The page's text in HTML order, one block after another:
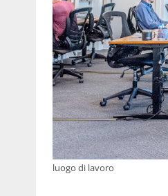
luogo di lavoro